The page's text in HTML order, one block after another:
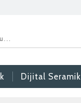
Dijital Seramik